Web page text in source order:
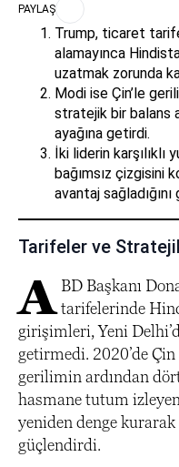
PAYLAŞ
Trump, ticaret
alamayınca
uzatmak zorunda
Modi ise Çin’le
stratejik bir balans
ayağına getirdi.
İki liderin karşılıklı
bağımsız çizgisini
avantaj
Tarifeler ve
A BD Başkanı
tarifelerinde
girişimleri, Yeni
getirmedi. 2020’de Çin
gerilimin ardından dört
hasmane tutum
yeniden denge
güçlendirdi.